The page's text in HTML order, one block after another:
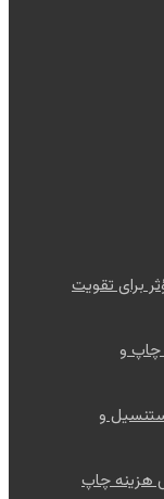
برای تقویت
چاپ و
و
هزینه چاپ